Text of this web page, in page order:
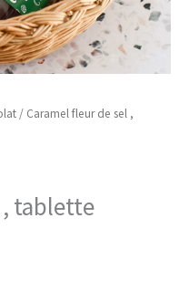
/ Caramel fleur de sel ,
, tablette